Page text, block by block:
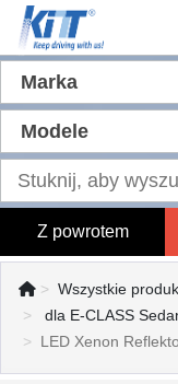
Marka
Modele
Z powrotem
Wszystkie
dla E-CLASS
LED Xenon